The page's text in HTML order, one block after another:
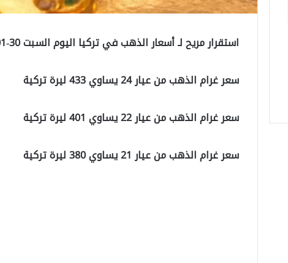
استقرار مريح لـ أسعار الذهب في تركيا اليوم السبت 30-01-2021
سعر غرام الذهب من عيار 24 يساوي 433 ليرة تركية
سعر غرام الذهب من عيار 22 يساوي 401 ليرة تركية
سعر غرام الذهب من عيار 21 يساوي 380 ليرة تركية